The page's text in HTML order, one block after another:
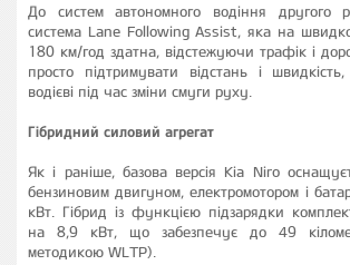
До систем автономного водіння другого
система Lane Following Assist, яка на
180 км/год здатна, відстежуючи трафік і
просто підтримувати відстань і
водієві під час зміни смуги руху.
Гібридний силовий агрегат
Як і раніше, базова версія Kia Niro
бензиновим двигуном, електромотором і
кВт. Гібрид із функцією підзарядки
на 8,9 кВт, що забезпечує до 49
методикою WLTP).